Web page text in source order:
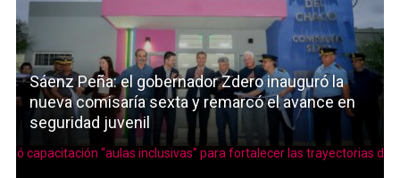
Sáenz Peña: el gobernador Zdero inauguró la
nueva comisaría sexta y remarcó el avance en
seguridad juvenil